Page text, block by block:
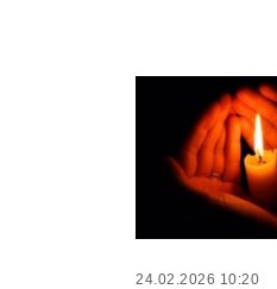
24.02.2026 10:20